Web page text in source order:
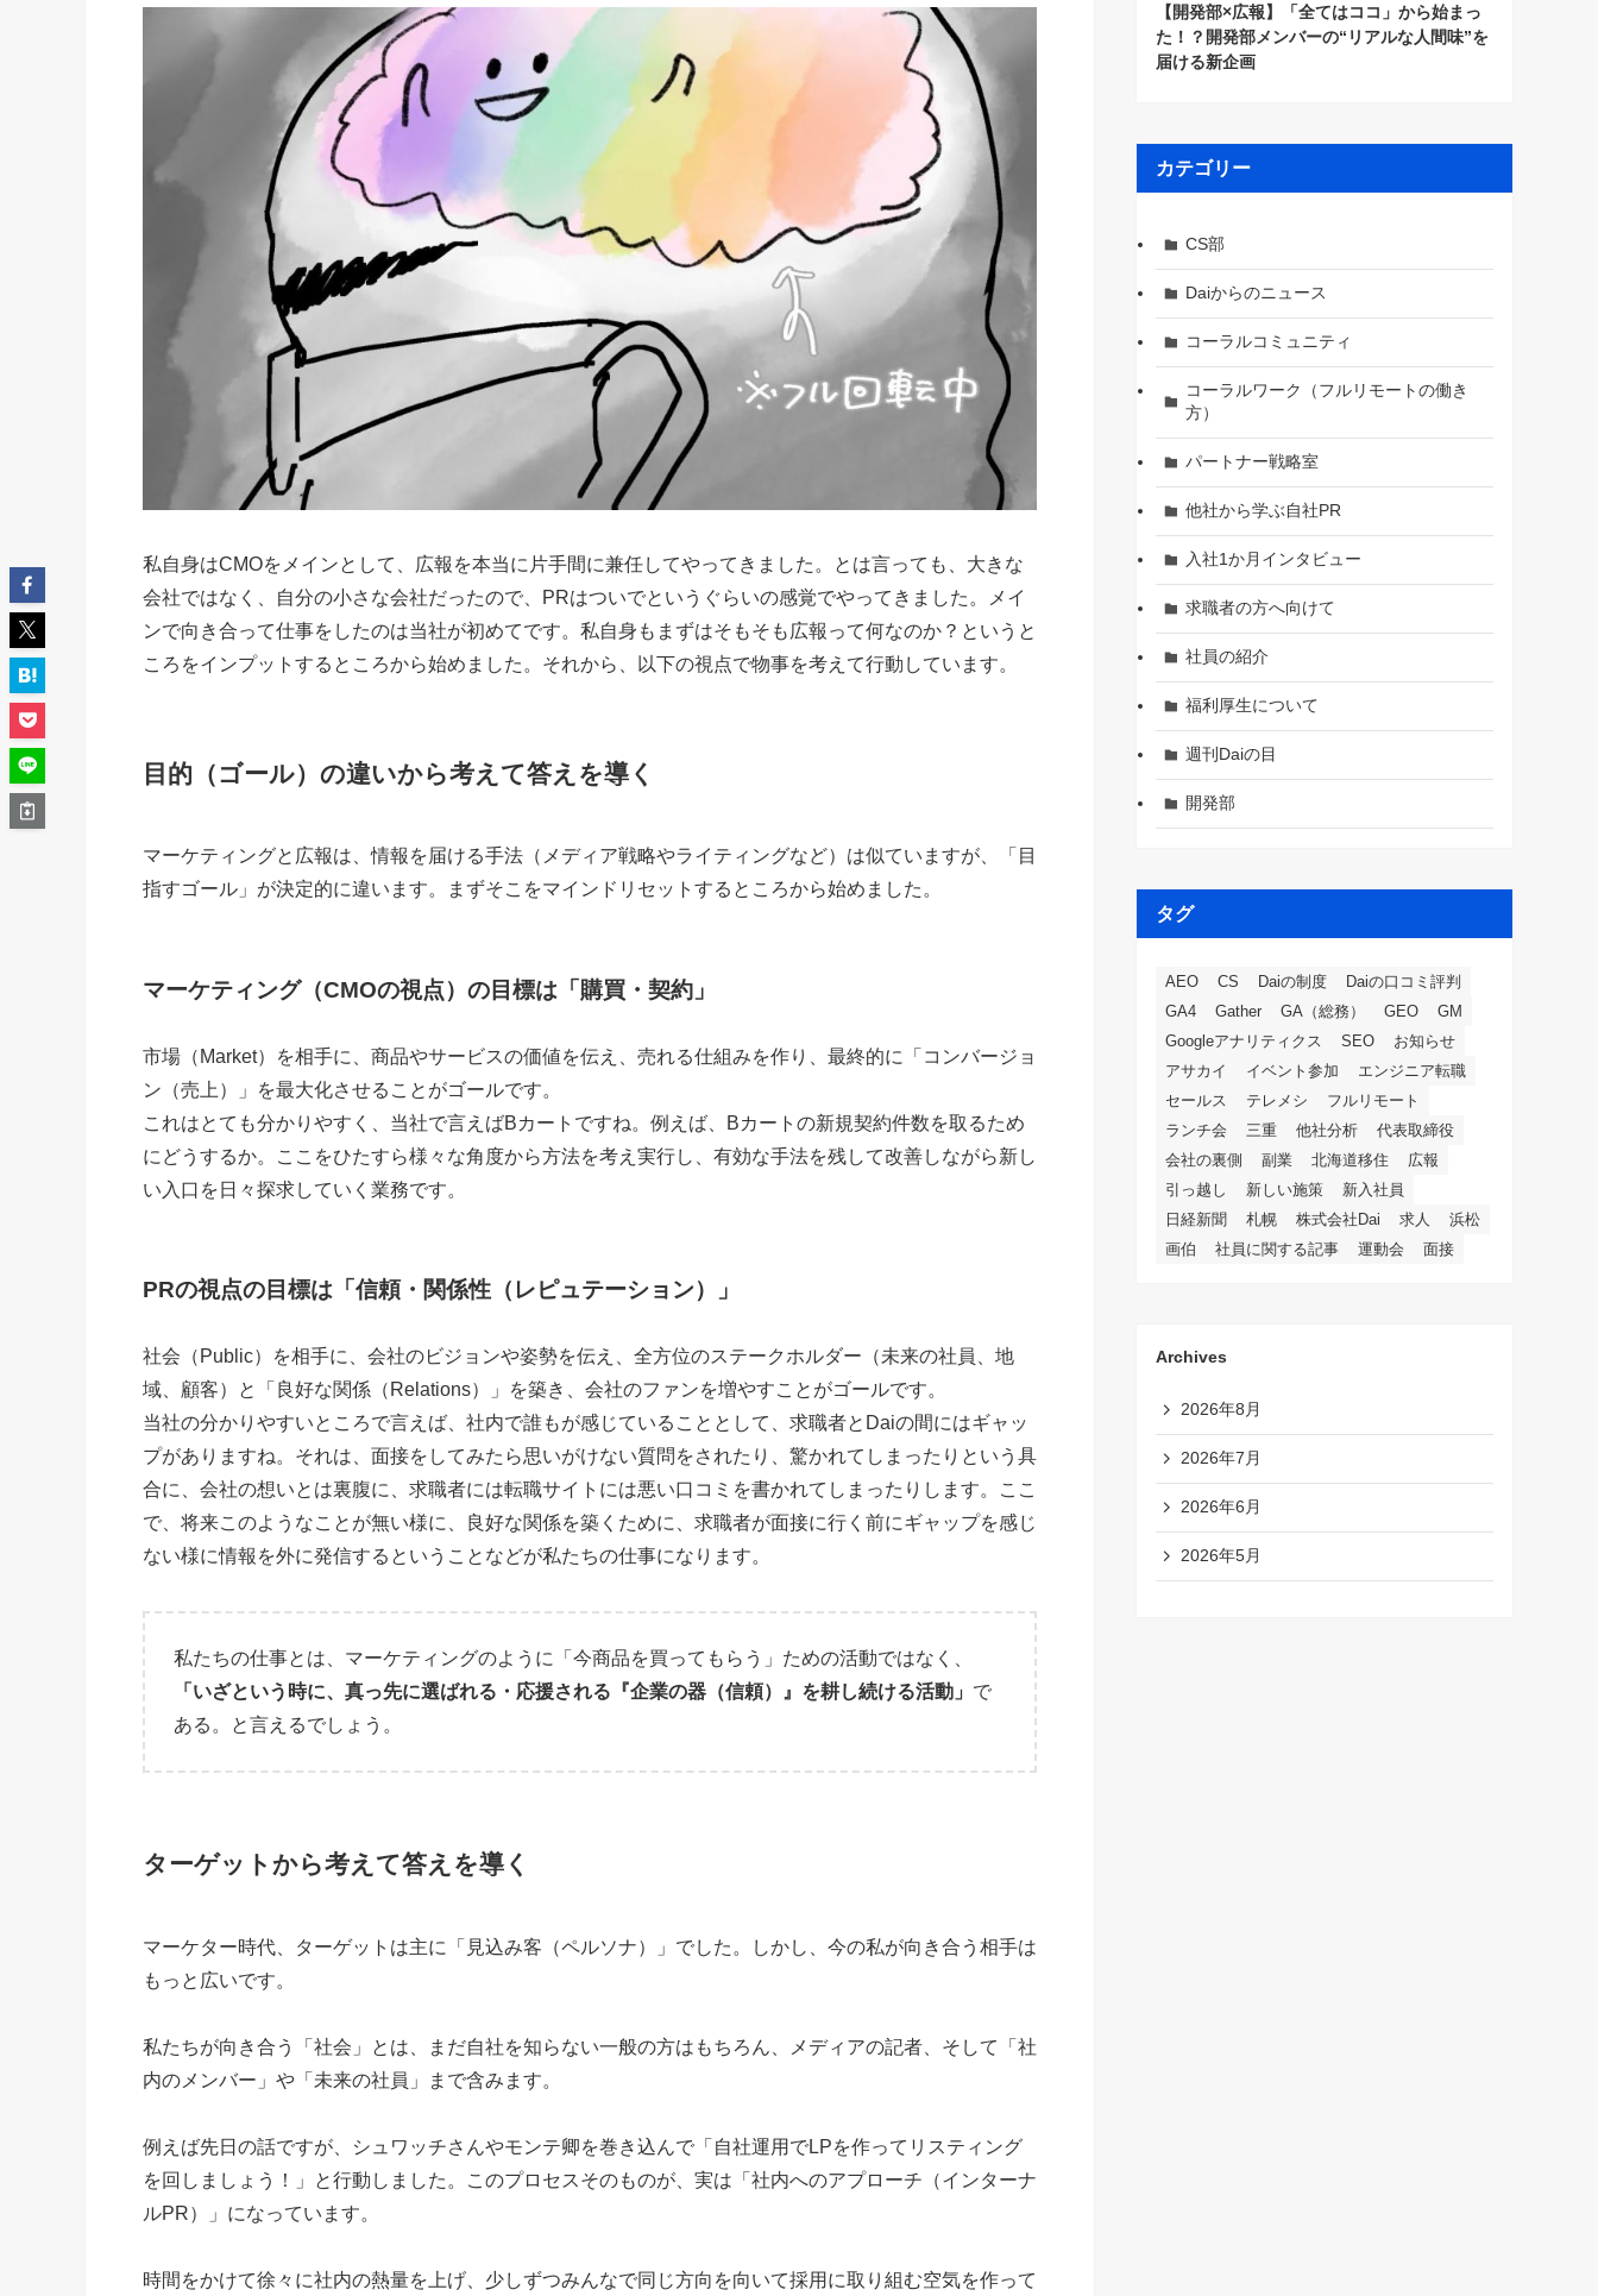
私自身はCMOをメインとして、広報を本当に片手間に兼任してやってきました。とは言っても、大きな
会社ではなく、自分の小さな会社だったので、PRはついでというぐらいの感覚でやってきました。メイ
ンで向き合って仕事をしたのは当社が初めてです。私自身もまずはそもそも広報って何なのか？というと
ころをインプットするところから始めました。それから、以下の視点で物事を考えて行動しています。
目的（ゴール）の違いから考えて答えを導く
マーケティングと広報は、情報を届ける手法（メディア戦略やライティングなど）は似ていますが、「目
指すゴール」が決定的に違います。まずそこをマインドリセットするところから始めました。
マーケティング（CMOの視点）の目標は「購買・契約」
市場（Market）を相手に、商品やサービスの価値を伝え、売れる仕組みを作り、最終的に「コンバージョ
ン（売上）」を最大化させることがゴールです。
これはとても分かりやすく、当社で言えばBカートですね。例えば、Bカートの新規契約件数を取るため
にどうするか。ここをひたすら様々な角度から方法を考え実行し、有効な手法を残して改善しながら新し
い入口を日々探求していく業務です。
PRの視点の目標は「信頼・関係性（レピュテーション）」
社会（Public）を相手に、会社のビジョンや姿勢を伝え、全方位のステークホルダー（未来の社員、地
域、顧客）と「良好な関係（Relations）」を築き、会社のファンを増やすことがゴールです。
当社の分かりやすいところで言えば、社内で誰もが感じていることとして、求職者とDaiの間にはギャッ
プがありますね。それは、面接をしてみたら思いがけない質問をされたり、驚かれてしまったりという具
合に、会社の想いとは裏腹に、求職者には転職サイトには悪い口コミを書かれてしまったりします。ここ
で、将来このようなことが無い様に、良好な関係を築くために、求職者が面接に行く前にギャップを感じ
ない様に情報を外に発信するということなどが私たちの仕事になります。
私たちの仕事とは、マーケティングのように「今商品を買ってもらう」ための活動ではなく、
「いざという時に、真っ先に選ばれる・応援される『企業の器（信頼）』を耕し続ける活動」 で
ある。と言えるでしょう。
ターゲットから考えて答えを導く
マーケター時代、ターゲットは主に「見込み客（ペルソナ）」でした。しかし、今の私が向き合う相手は
もっと広いです。
私たちが向き合う「社会」とは、まだ自社を知らない一般の方はもちろん、メディアの記者、そして「社
内のメンバー」や「未来の社員」まで含みます。
例えば先日の話ですが、シュワッチさんやモンテ卿を巻き込んで「自社運用でLPを作ってリスティング
を回しましょう！」と行動しました。このプロセスそのものが、実は「社内へのアプローチ（インターナ
ルPR）」になっています。
時間をかけて徐々に社内の熱量を上げ、少しずつみんなで同じ方向を向いて採用に取り組む空気を作って
【開発部×広報】「全てはココ」から始まっ
た！？開発部メンバーの“リアルな人間味”を
届ける新企画
カテゴリー
CS部
Daiからのニュース
コーラルコミュニティ
コーラルワーク（フルリモートの働き
方）
パートナー戦略室
他社から学ぶ自社PR
入社1か月インタビュー
求職者の方へ向けて
社員の紹介
福利厚生について
週刊Daiの目
開発部
タグ
AEO CS Daiの制度
Daiの口コミ評判
GA4
Gather GA（総務） GEO
GM
Googleアナリティクス
SEO
お知らせ
アサカイ
イベント参加
エンジニア転職
セールス
テレメシ
フルリモート
ランチ会
三重 他社分析
代表取締役
会社の裏側
副業 北海道移住
広報
引っ越し
新しい施策
新入社員
日経新聞
札幌 株式会社Dai 求人
浜松
画伯
社員に関する記事 運動会 面接
Archives
2026年8月
2026年7月
2026年6月
2026年5月